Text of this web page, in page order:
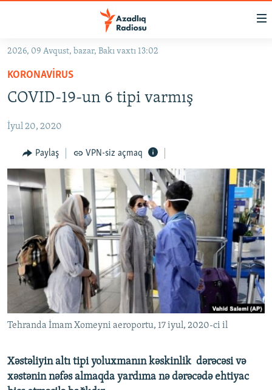
Əsas
qayıt
Əsas
qayıt
#ƏSLINDƏ
FƏRQƏ BAX
QANUNI DOĞRU
ARAŞDIRMA
MULTIMEDIA
VIDEO
FOTOQALEREYA
İNFOQRAFIKA
KARIKATURA
RADIO ARXIV
OXU ZALI
AZƏRBAYCAN ƏDƏBIYYATI KITABXANASI
İSLAM VƏ DEMOKRATIYA
İZ - MƏDƏNIYYƏT PROQRAMI
HAQQIMIZDA
MISSIYAMIZ
PEŞƏ ETIKASI VƏ JURNALISTIKA STANDARTLARIMIZ
MATERIALLARIMIZDAN ISTIFADƏ
BIZIMLƏ ƏLAQƏ
2026, 09 Avqust, bazar, Bakı vaxtı 13:02
KORONAVIRUS
COVID-19-un 6 tipi varmış
İyul 20, 2020
Paylaş VPN-siz açmaq
Tehranda İmam Xomeyni aeroportu, 17 iyul, 2020-ci il
Xəstəliyin altı tipi yoluxmanın kəskinlik dərəcəsi və
xəstənin nəfəs almaqda yardıma nə dərəcədə ehtiyac